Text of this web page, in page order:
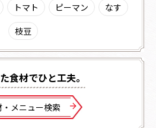
トマト ピーマン
なす
枝豆
⾷材でひと⼯夫。
・メニュー検索